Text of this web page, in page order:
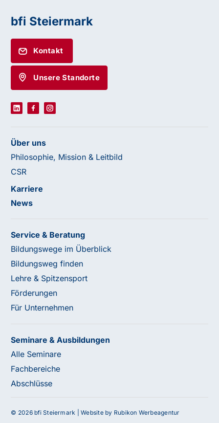
bfi Steiermark
Kontakt
Unsere Standorte
Über uns
Philosophie, Mission & Leitbild
CSR
Karriere
News
Service & Beratung
Bildungswege im Überblick
Bildungsweg finden
Lehre & Spitzensport
Förderungen
Für Unternehmen
Seminare & Ausbildungen
Alle Seminare
Fachbereiche
Abschlüsse
© 2026 bfi Steiermark |Website by Rubikon Werbeagentur